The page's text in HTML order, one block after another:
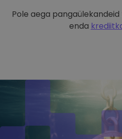
Pole aega
enda